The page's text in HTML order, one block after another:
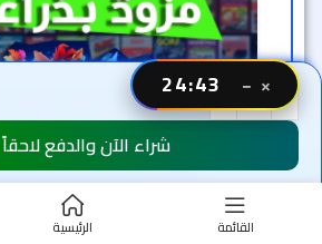
شراء الآن والدفع لاحقاً
القائمة الرئيسية
×
−
24:40